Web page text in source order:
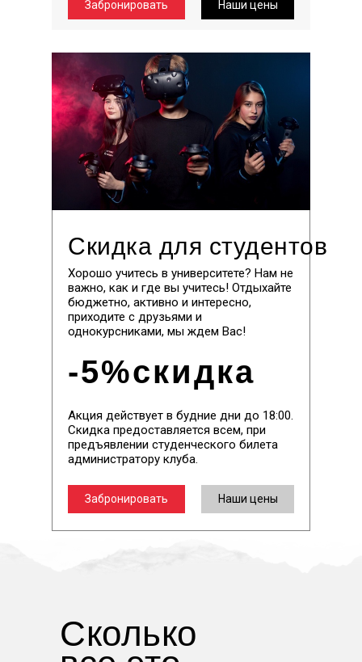
Наши цены
Забронировать
-5%скидка
Наши цены
Скидка для студентов
Хорошо учитесь в университете? Нам не
важно, как и где вы учитесь! Отдыхайте
бюджетно, активно и интересно,
приходите с друзьями и
однокурсниками, мы ждем Вас!
Акция действует в будние дни до 18:00.
Скидка предоставляется всем, при
предъявлении студенческого билета
администратору клуба.
Забронировать
Сколько